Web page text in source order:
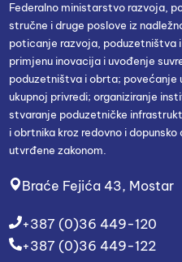
Federalno ministarstvo razvoja,
stručne i druge poslove iz
poticanje razvoja, poduzetništva
primjenu inovacija i uvođenje
poduzetništva i obrta; povećanje
ukupnoj privredi; organiziranje
stvaranje poduzetničke
i obrtnika kroz redovno i
utvrđene zakonom.
Braće Fejića 43, Mostar
+387 (0)36 449-120
+387 (0)36 449-122